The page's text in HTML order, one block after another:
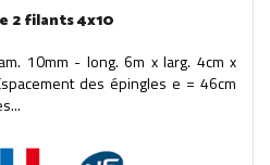
2 filants 4x10
10mm - long. 6m x larg. 4cm x
des épingles e = 46cm